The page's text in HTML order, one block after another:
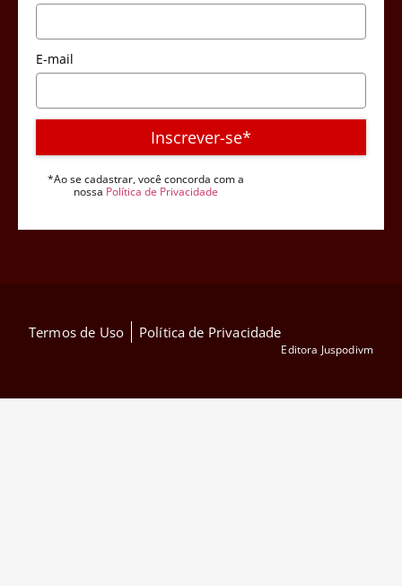
E-mail
Inscrever-se*
*Ao se cadastrar, você concorda com a
nossa Política de Privacidade
Termos de Uso Política de Privacidade
Editora Juspodivm